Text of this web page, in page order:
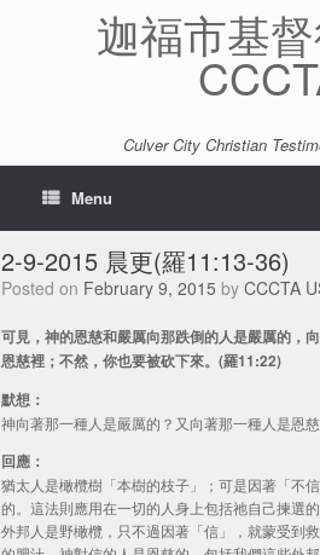
迦福市基
Culver City Christian
Menu
2-9-2015 晨更(羅11:13-36)
Posted on February 9, 2015 by CCCTA
可見，神的恩慈和嚴厲向那跌倒的人是嚴厲的，
恩慈裡；不然，你也要被砍下來。(羅11:22)
默想：
神向著那一種人是嚴厲的？又向著那一種人是恩
回應：
猶太人是橄欖樹「本樹的枝子」；可是因著「不
的。這法則應用在一切的人身上包括祂自己揀選的
外邦人是野橄欖，只不過因著「信」，就蒙受到